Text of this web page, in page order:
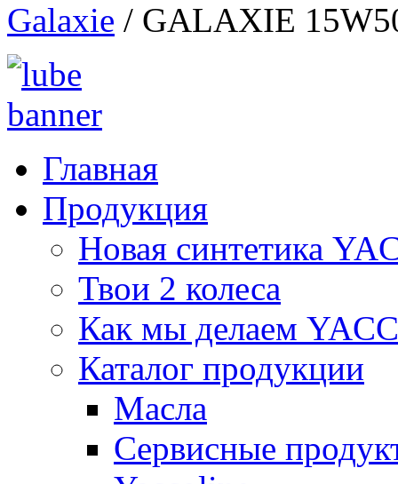
Galaxie / GALAXIE
Главная
Продукция
Новая синтетика
Твои 2 колеса
Как мы делаем
Каталог продукции
Масла
Сервисные